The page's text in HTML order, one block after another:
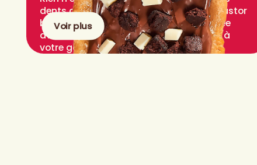
dents dans une pâtisserie Queues de Castor
bien chaude. Chacune est confectionnée
avec soin, frite à la perfection et garnie à
votre goût.
Voir plus